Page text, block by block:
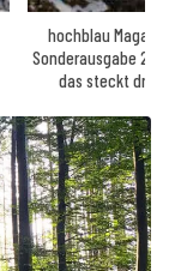
hochblau Magazin
Sonderausgabe
das steckt drin